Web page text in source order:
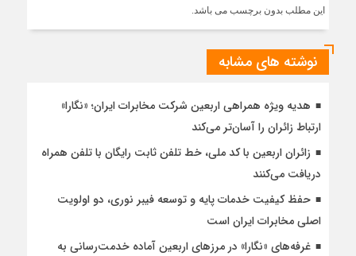
این مطلب بدون برچسب می باشد.
نوشته های مشابه
هدیه ویژه همراهی اربعین شرکت مخابرات ایران؛ «نگارا»
ارتباط زائران را آسان‌تر می‌کند
زائران اربعین با کد ملی، خط تلفن ثابت رایگان با تلفن همراه
دریافت می‌کنند
حفظ کیفیت خدمات پایه و توسعه فیبر نوری، دو اولویت
اصلی مخابرات ایران است
غرفه‌های «نگارا» در مرزهای اربعین آماده خدمت‌رسانی به